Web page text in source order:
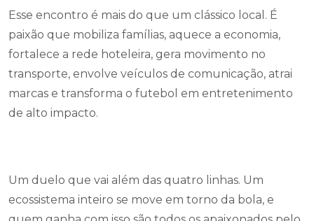
Esse encontro é mais do que um clássico local. É
paixão que mobiliza famílias, aquece a economia,
fortalece a rede hoteleira, gera movimento no
transporte, envolve veículos de comunicação, atrai
marcas e transforma o futebol em entretenimento
de alto impacto.
Um duelo que vai além das quatro linhas. Um
ecossistema inteiro se move em torno da bola, e